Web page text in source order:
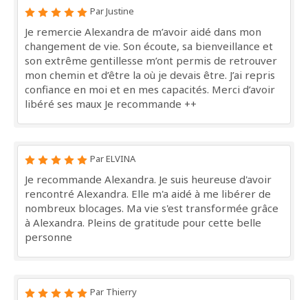
Par Justine
Je remercie Alexandra de m’avoir aidé dans mon
changement de vie. Son écoute, sa bienveillance et
son extrême gentillesse m’ont permis de retrouver
mon chemin et d’être la où je devais être. J’ai repris
confiance en moi et en mes capacités. Merci d’avoir
libéré ses maux Je recommande ++
Par ELVINA
Je recommande Alexandra. Je suis heureuse d'avoir
rencontré Alexandra. Elle m'a aidé à me libérer de
nombreux blocages. Ma vie s'est transformée grâce
à Alexandra. Pleins de gratitude pour cette belle
personne
Par Thierry